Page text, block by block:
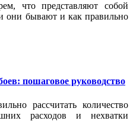
что представляют собой
они бывают и как правильно
пошаговое руководство
рассчитать количество
расходов и нехватки